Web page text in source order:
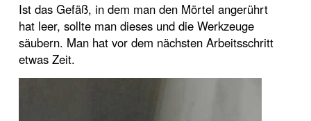
Ist das Gefäß, in dem man den Mörtel angerührt
hat leer, sollte man dieses und die Werkzeuge
säubern. Man hat vor dem nächsten Arbeitsschritt
etwas Zeit.